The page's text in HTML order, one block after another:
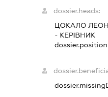
dossier.heads:
ЦОКАЛО
- КЕРІВНИК